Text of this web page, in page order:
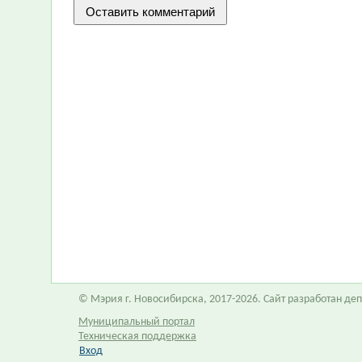
© Мэрия г. Новосибирска, 2017-2026. Сайт разработан
Муниципальный портал
Техническая поддержка
Вход